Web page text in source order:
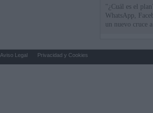
"¿Cuál es el
WhatsApp,
un nuevo cruce
Aviso Legal Privacidad y Cookies